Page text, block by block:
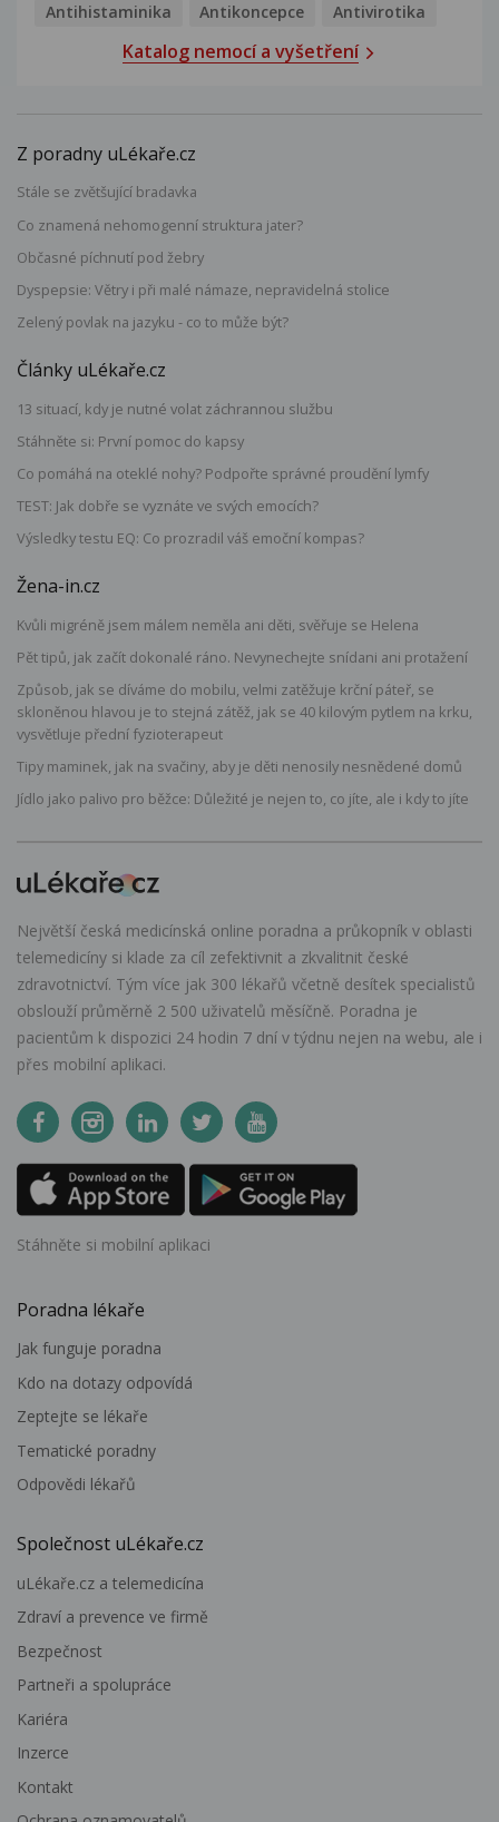
Antihistaminika
Antikoncepce Antivirotika
Katalog nemocí a vyšetření
Z poradny uLékaře.cz
Stále se zvětšující bradavka
Co znamená nehomogenní struktura jater?
Občasné píchnutí pod žebry
Dyspepsie: Větry i při malé námaze, nepravidelná stolice
Zelený povlak na jazyku - co to může být?
Články uLékaře.cz
13 situací, kdy je nutné volat záchrannou službu
Stáhněte si: První pomoc do kapsy
Co pomáhá na oteklé nohy? Podpořte správné proudění lymfy
TEST: Jak dobře se vyznáte ve svých emocích?
Výsledky testu EQ: Co prozradil váš emoční kompas?
Žena-in.cz
Kvůli migréně jsem málem neměla ani děti, svěřuje se Helena
Pět tipů, jak začít dokonalé ráno. Nevynechejte snídani ani protažení
Způsob, jak se díváme do mobilu, velmi zatěžuje krční páteř, se
skloněnou hlavou je to stejná zátěž, jak se 40 kilovým pytlem na krku,
vysvětluje přední fyzioterapeut
Tipy maminek, jak na svačiny, aby je děti nenosily nesnědené domů
Jídlo jako palivo pro běžce: Důležité je nejen to, co jíte, ale i kdy to jíte
Největší česká medicínská online poradna a průkopník v oblasti
telemedicíny si klade za cíl zefektivnit a zkvalitnit české
zdravotnictví. Tým více jak 300 lékařů včetně desítek specialistů
obslouží průměrně 2 500 uživatelů měsíčně. Poradna je
pacientům k dispozici 24 hodin 7 dní v týdnu nejen na webu, ale i
přes mobilní aplikaci.
Stáhněte si mobilní aplikaci
Poradna lékaře
Jak funguje poradna
Kdo na dotazy odpovídá
Zeptejte se lékaře
Tematické poradny
Odpovědi lékařů
Společnost uLékaře.cz
uLékaře.cz a telemedicína
Zdraví a prevence ve firmě
Bezpečnost
Partneři a spolupráce
Kariéra
Inzerce
Kontakt